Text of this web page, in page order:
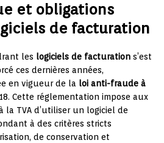
et obligations
de facturation
les logiciels de facturation s’est
ces dernières années,
en vigueur de la loi anti-fraude à
Cette réglementation impose aux
la TVA d’utiliser un logiciel de
à des critères stricts
de conservation et